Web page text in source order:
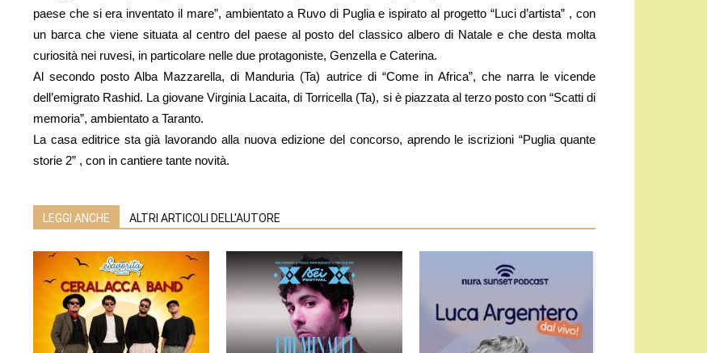
paese che si era inventato il mare”, ambientato a Ruvo di Puglia e ispirato al progetto “Luci d’artista” , con
un barca che viene situata al centro del paese al posto del classico albero di Natale e che desta molta
curiosità nei ruvesi, in particolare nelle due protagoniste, Genzella e Caterina.
Al secondo posto Alba Mazzarella, di Manduria (Ta) autrice di “Come in Africa”, che narra le vicende
dell’emigrato Rashid. La giovane Virginia Lacaita, di Torricella (Ta), si è piazzata al terzo posto con “Scatti di
memoria”, ambientato a Taranto.
La casa editrice sta già lavorando alla nuova edizione del concorso, aprendo le iscrizioni “Puglia quante
storie 2” , con in cantiere tante novità.
LEGGI ANCHE ALTRI ARTICOLI DELL'AUTORE